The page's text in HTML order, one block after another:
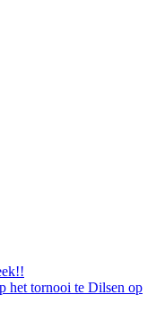
het tornooi te Dilsen op